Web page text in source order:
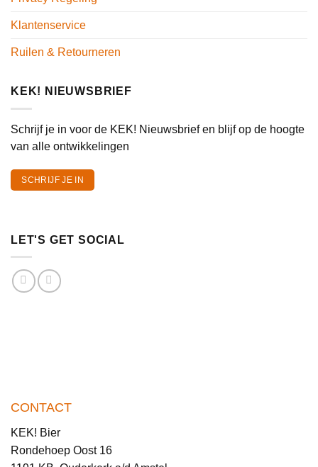
Klantenservice
Ruilen & Retourneren
KEK! NIEUWSBRIEF
Schrijf je in voor de KEK! Nieuwsbrief en blijf op de hoogte
van alle ontwikkelingen
SCHRIJF JE IN
LET'S GET SOCIAL
CONTACT
KEK! Bier
Rondehoep Oost 16